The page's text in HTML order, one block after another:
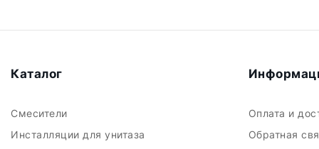
Каталог
Смесители
Инсталляции для унитаза
Оплата и
Обратная